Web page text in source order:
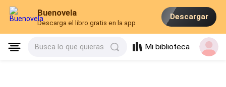
Buenovela
Descarga el libro gratis en la app
Descargar
Busca lo que quieras Mi biblioteca